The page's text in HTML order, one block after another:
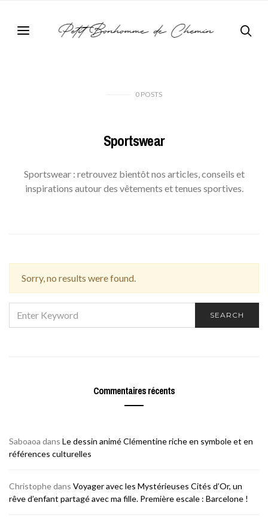
0POSTS
Sportswear
Sportswear : retrouvez bientôt nos articles, conseils et
inspirations autour des vêtements et tenues sportives.
Sorry, no results were found.
FOR:
SEARCH
Commentaires récents
Saboaoa dans Le dessin animé Clémentine riche en symbole et en
références culturelles
Christophedans Voyager avec les Mystérieuses Cités d’Or, un
rêve d’enfant partagé avec ma fille. Première escale : Barcelone !